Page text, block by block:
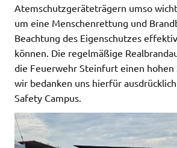
Atemschutzgeräteträgern umso
um eine Menschenrettung und
Beachtung des Eigenschutzes
können. Die regelmäßige
die Feuerwehr Steinfurt einen
wir bedanken uns hierfür
Safety Campus.